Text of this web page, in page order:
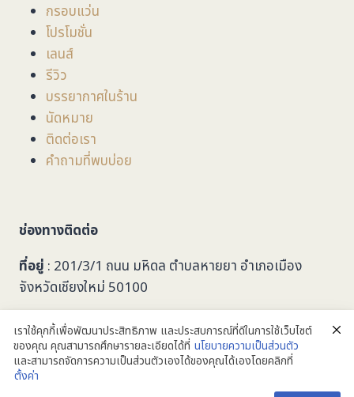
กรอบแว่น
โปรโมชั่น
เลนส์
รีวิว
บรรยากาศในร้าน
นัดหมาย
ติดต่อเรา
คำถามที่พบบ่อย
ช่องทางติดต่อ
ที่อยู่ : 201/3/1 ถนน มหิดล ตำบลหายยา อำเภอเมือง
จังหวัดเชียงใหม่ 50100
053-279749
taalookoptic@gmail.com
เราใช้คุกกี้เพื่อพัฒนาประสิทธิภาพ และประสบการณ์ที่ดีในการใช้เว็บไซต์
ของคุณ คุณสามารถศึกษารายละเอียดได้ที่ นโยบายความเป็นส่วนตัว
และสามารถจัดการความเป็นส่วนตัวเองได้ของคุณได้เองโดยคลิกที่
ตั้งค่า